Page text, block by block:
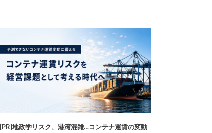
[PR]地政学リスク、港湾混雑…コンテナ運賃の変動